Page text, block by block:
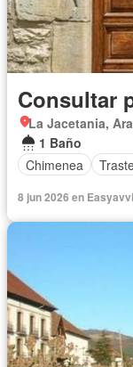
Consultar
La Jacetania,
1 Baño
Chimenea
8 jun 2026 en